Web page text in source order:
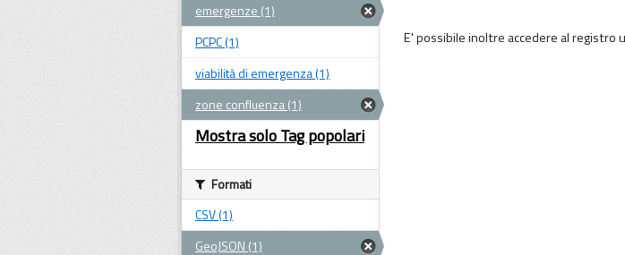
E' possibile inoltre accedere al registro
emergenze (1)
PCPC (1)
viabilità di emergenza (1)
zone confluenza (1)
Mostra solo Tag popolari
Formati
CSV (1)
GeoJSON (1)